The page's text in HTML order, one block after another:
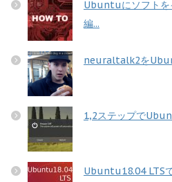
Ubuntuにソフトを
編...
neuraltalk2を
1,2ステップで
Ubuntu18.04 LTS